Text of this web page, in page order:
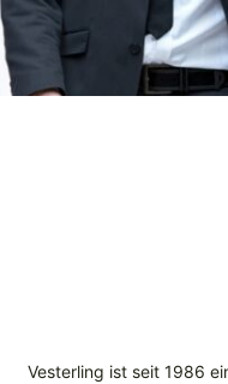
Vesterling ist seit 1986